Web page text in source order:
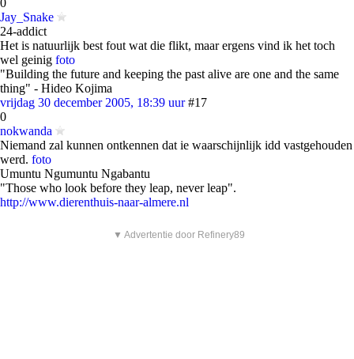
0
Jay_Snake
24-addict
Het is natuurlijk best fout wat die flikt, maar ergens vind ik het toch
wel geinig foto
"Building the future and keeping the past alive are one and the same
thing" - Hideo Kojima
vrijdag 30 december 2005, 18:39 uur #17
0
nokwanda
Niemand zal kunnen ontkennen dat ie waarschijnlijk idd vastgehouden
werd. foto
Umuntu Ngumuntu Ngabantu
"Those who look before they leap, never leap".
http://www.dierenthuis-naar-almere.nl
▼ Advertentie door Refinery89